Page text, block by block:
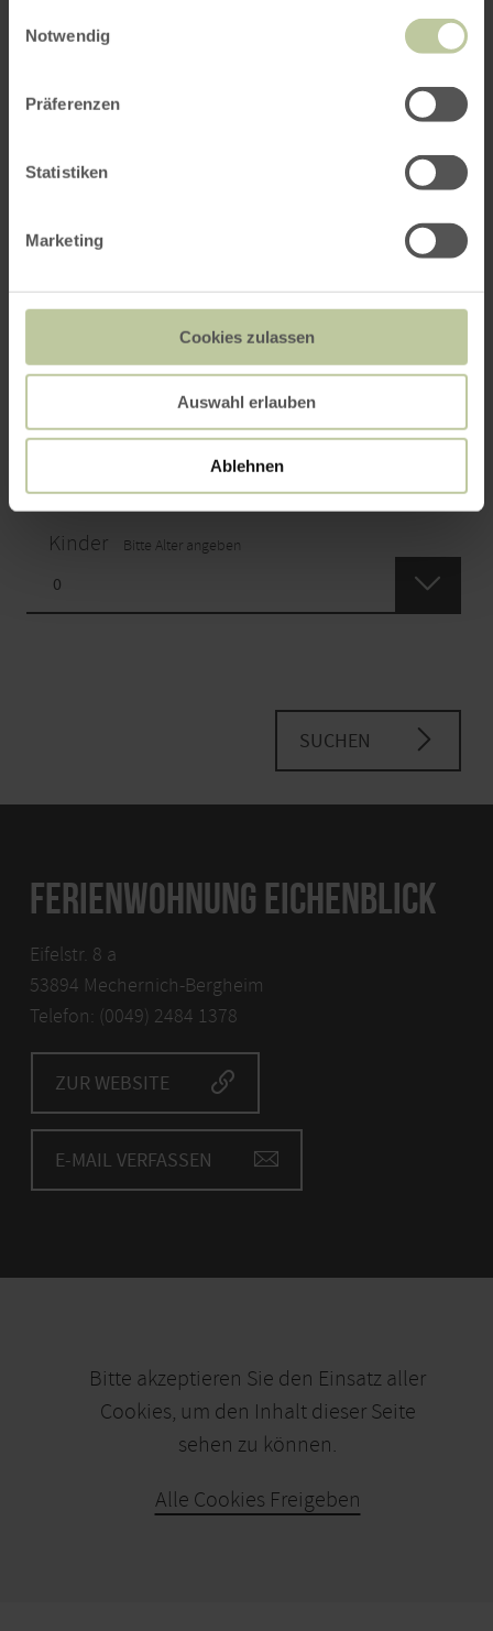
Notwendig
Präferenzen
Statistiken
Marketing
Cookies zulassen
Auswahl erlauben
Ablehnen
Abreise
Anzahl Zimmer / Ferienwohnung
Erwachsene
Kinder Bitte Alter angeben
SUCHEN
FERIENWOHNUNG EICHENBLICK
Eifelstr. 8 a
53894 Mechernich-Bergheim
Telefon: (0049) 2484 1378
ZUR WEBSITE
E-MAIL VERFASSEN
Bitte akzeptieren Sie den Einsatz aller
Cookies, um den Inhalt dieser Seite
sehen zu können.
Alle Cookies Freigeben